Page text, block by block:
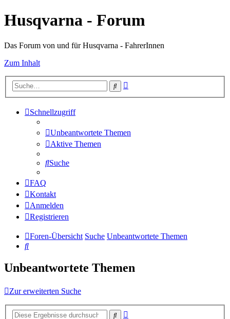
Husqvarna - Forum
Das Forum von und für Husqvarna - FahrerInnen
Zum Inhalt
Suche
Schnellzugriff
Unbeantwortete Themen
Aktive Themen
Suche
FAQ
Kontakt
Anmelden
Registrieren
Foren-Übersicht Suche Unbeantwortete Themen
Suche
Unbeantwortete Themen
Zur erweiterten Suche
Suche